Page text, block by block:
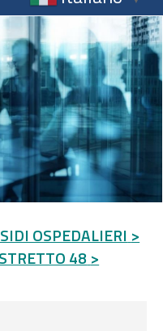
OSPEDALIERI >
48 >